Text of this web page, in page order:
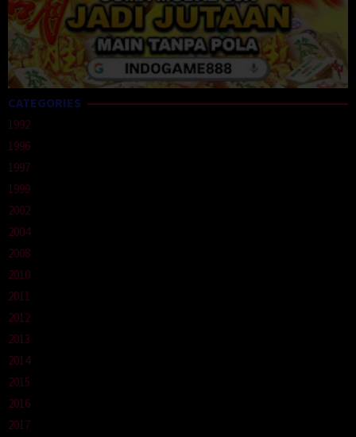
CATEGORIES
1992
1996
1997
1999
2002
2004
2008
2010
2011
2012
2013
2014
2015
2016
2017